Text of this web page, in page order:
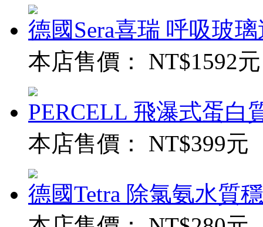
德國Sera喜瑞 呼吸玻
本店售價： NT$1592元
PERCELL 飛瀑式蛋白
本店售價： NT$399元
德國Tetra 除氯氨水質